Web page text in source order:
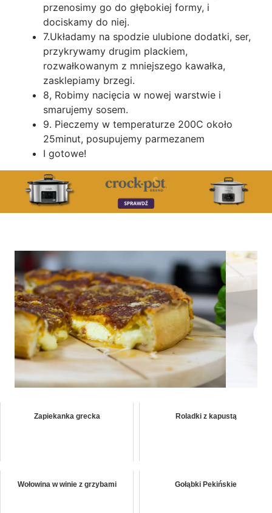
przenosimy go do głębokiej formy, i
dociskamy do niej.
7.Układamy na spodzie ulubione dodatki, ser,
przykrywamy drugim plackiem,
rozwałkowanym z mniejszego kawałka,
zasklepiamy brzegi.
8, Robimy nacięcia w nowej warstwie i
smarujemy sosem.
9. Pieczemy w temperaturze 200C około
25minut, posupujemy parmezanem
I gotowe!
Zapiekanka grecka Roladki z kapustą
Wołowina w winie z grzybami Gołąbki Pekińskie